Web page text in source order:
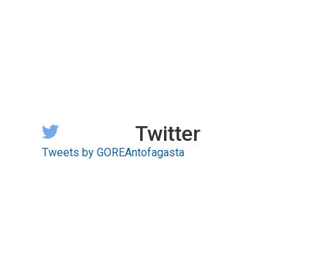
Twitter
Tweets by GOREAntofagasta